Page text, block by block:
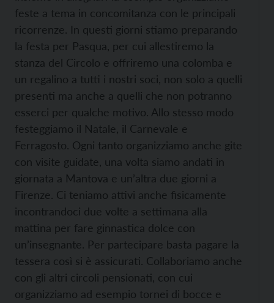
feste a tema in concomitanza con le principali
ricorrenze. In questi giorni stiamo preparando
la festa per Pasqua, per cui allestiremo la
stanza del Circolo e offriremo una colomba e
un regalino a tutti i nostri soci, non solo a quelli
presenti ma anche a quelli che non potranno
esserci per qualche motivo. Allo stesso modo
festeggiamo il Natale, il Carnevale e
Ferragosto. Ogni tanto organizziamo anche gite
con visite guidate, una volta siamo andati in
giornata a Mantova e un’altra due giorni a
Firenze. Ci teniamo attivi anche fisicamente
incontrandoci due volte a settimana alla
mattina per fare ginnastica dolce con
un’insegnante. Per partecipare basta pagare la
tessera così si è assicurati. Collaboriamo anche
con gli altri circoli pensionati, con cui
organizziamo ad esempio tornei di bocce e